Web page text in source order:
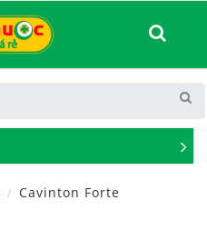
See
Cavinton Forte